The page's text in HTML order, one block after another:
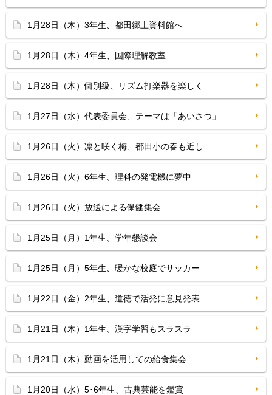
1月28日（木）3年生、都田郷土資料館へ
1月28日（木）4年生、国際理解教室
1月28日（木）個別級、リズム打楽器を楽しく
1月27日（水）代表委員会、テーマは「あいさつ」
1月26日（火）凛と咲く梅、都田小の春も近し
1月26日（火）6年生、理科の発電機に夢中
1月26日（火）放送による保健集会
1月25日（月）1年生、学年懇談会
1月25日（月）5年生、暖かな校庭でサッカー
1月22日（金）2年生、道徳で活発に意見発表
1月21日（木）1年生、漢字学習もスラスラ
1月21日（木）動画を活用しての給食集会
1月20日（水）5･6年生、古典芸能を鑑賞